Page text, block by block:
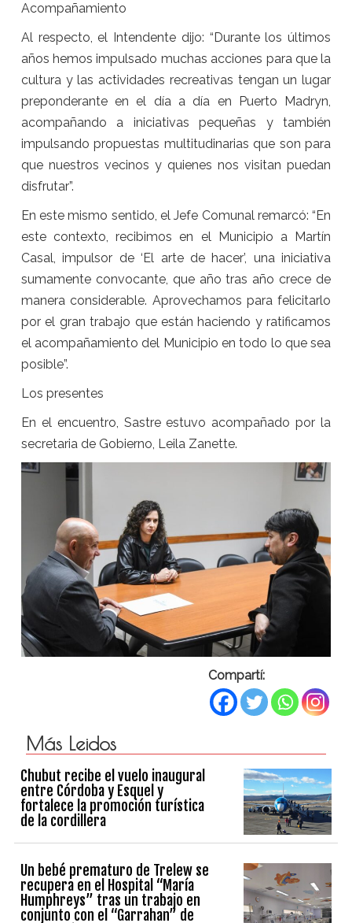
Acompañamiento
Al respecto, el Intendente dijo: “Durante los últimos
años hemos impulsado muchas acciones para que la
cultura y las actividades recreativas tengan un lugar
preponderante en el día a día en Puerto Madryn,
acompañando a iniciativas pequeñas y también
impulsando propuestas multitudinarias que son para
que nuestros vecinos y quienes nos visitan puedan
disfrutar”.
En este mismo sentido, el Jefe Comunal remarcó: “En
este contexto, recibimos en el Municipio a Martín
Casal, impulsor de ‘El arte de hacer’, una iniciativa
sumamente convocante, que año tras año crece de
manera considerable. Aprovechamos para felicitarlo
por el gran trabajo que están haciendo y ratificamos
el acompañamiento del Municipio en todo lo que sea
posible”.
Los presentes
En el encuentro, Sastre estuvo acompañado por la
secretaria de Gobierno, Leila Zanette.
Compartí:
Más Leidos
Chubut recibe el vuelo inaugural
entre Córdoba y Esquel y
fortalece la promoción turística
de la cordillera
Un bebé prematuro de Trelew se
recupera en el Hospital “María
Humphreys” tras un trabajo en
conjunto con el “Garrahan” de